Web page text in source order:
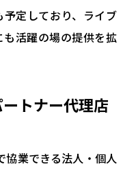
定しており、ライブ
活躍の場の提供を拡
トナー代理店
業できる法人・個人